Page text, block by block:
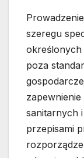
szeregu
poza
sanitarnych
przepisami